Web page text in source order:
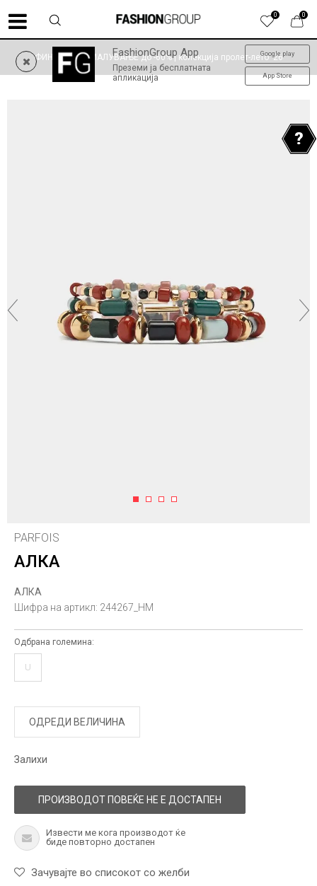
0
0
FashionGroup App
Преземи ја бесплатната
апликација
Google play
App Store
ФИНАЛНО НАМАЛУВАЊЕ до -60% | колекција пролет-лето '26
1 2 3 4
PARFOIS
АЛКА
АЛКА
Шифра на артикл: 244267_HM
Одбрана големина:
U
ОДРЕДИ ВЕЛИЧИНА
Залихи
ПРОИЗВОДОТ ПОВЕЌЕ НЕ Е ДОСТАПЕН
Извести ме кога производот ќе
биде повторно достапен
Зачувајте во списокот со желби